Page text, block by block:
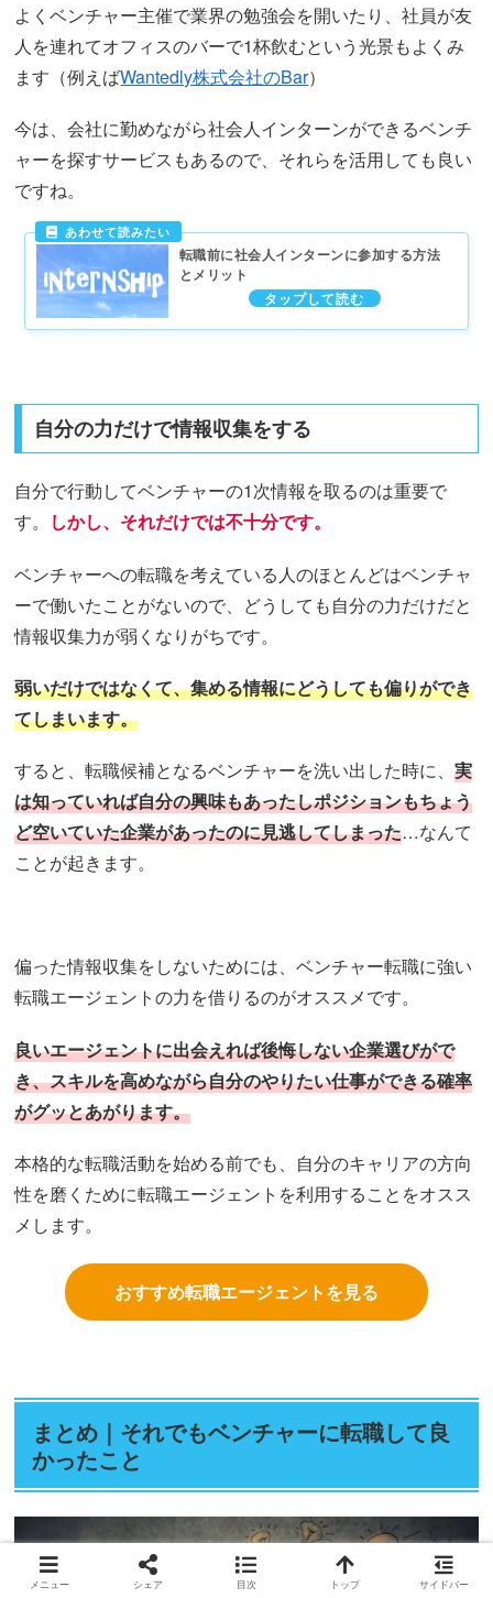
よくベンチャー主催で業界の勉強会を開いたり、社員が友
人を連れてオフィスのバーで1杯飲むという光景もよくみ
ます（例えばWantedly株式会社のBar）
今は、会社に勤めながら社会人インターンができるベンチ
ャーを探すサービスもあるので、それらを活用しても良い
ですね。
転職前に社会人インターンに参加する方法
とメリット
自分の力だけで情報収集をする
自分で行動してベンチャーの1次情報を取るのは重要で
す。
しかし、それだけでは不十分です。
ベンチャーへの転職を考えている人のほとんどはベンチャ
ーで働いたことがないので、どうしても自分の力だけだと
情報収集力が弱くなりがちです。
弱いだけではなくて、集める情報にどうしても偏りができ
てしまいます。
すると、転職候補となるベンチャーを洗い出した時に、実
は知っていれば自分の興味もあったしポジションもちょう
ど空いていた企業があったのに見逃してしまった…なんて
ことが起きます。
偏った情報収集をしないためには、ベンチャー転職に強い
転職エージェントの力を借りるのがオススメです。
良いエージェントに出会えれば後悔しない企業選びがで
き、スキルを高めながら自分のやりたい仕事ができる確率
がグッとあがります。
本格的な転職活動を始める前でも、自分のキャリアの方向
性を磨くために転職エージェントを利用することをオスス
メします。
おすすめ転職エージェントを見る
まとめ｜それでもベンチャーに転職して良
かったこと
メニュー シェア 目次 トップ サイドバー